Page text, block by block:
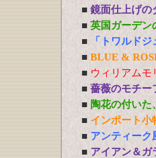
■ 鏡面仕上げの
■ 英国ガーデン
■
「トワルド
■ BLUE &
■ ウィリアムモ
■ 薔薇のモチー
■ 陶花の付いた
■ インポート小
■ アンティー
■ アイアン＆ガ